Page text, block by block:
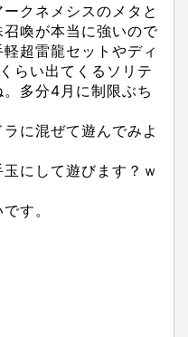
クネメシスのメタと
喚が本当に強いので
超雷龍セットやディ
らい出てくるソリテ
多分4月に制限ぶち
に混ぜて遊んでみよ
にして遊びます？ｗ
す。